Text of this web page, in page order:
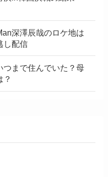
深澤辰哉のロケ地は
し配信
つまで住んでいた？母
？